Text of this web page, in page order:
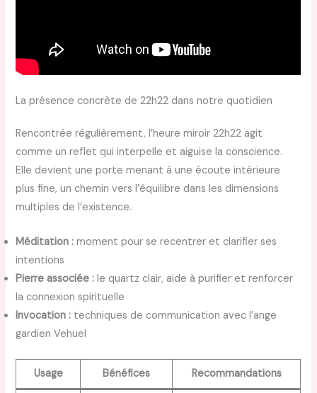
La présence concrète de 22h22 dans notre quotidien
Rencontrée régulièrement, l’heure miroir 22h22 agit
comme un reflet qui interpelle et aiguise la conscience.
Elle devient une porte menant à une écoute intérieure
plus fine, un chemin vers l’équilibre dans les dimensions
multiples de l’existence.
Méditation : moment pour se recentrer et clarifier ses
intentions
Pierre associée : le quartz clair, aide à purifier et renforcer
la connexion spirituelle
Invocation : techniques de communication avec l’ange
gardien Vehuel
Usage Bénéfices Recommandations